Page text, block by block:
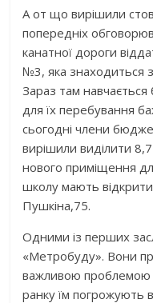
А от що вирішили
попередніх
канатної дороги
№3, яка знаходиться
Зараз там
для їх перебування
сьогодні члени
вирішили виділити
нового приміщення
школу мають
Пушкіна,75.
Одними із перших
«Метробуду». Вони
важливою проблемою
ранку їм погрожують